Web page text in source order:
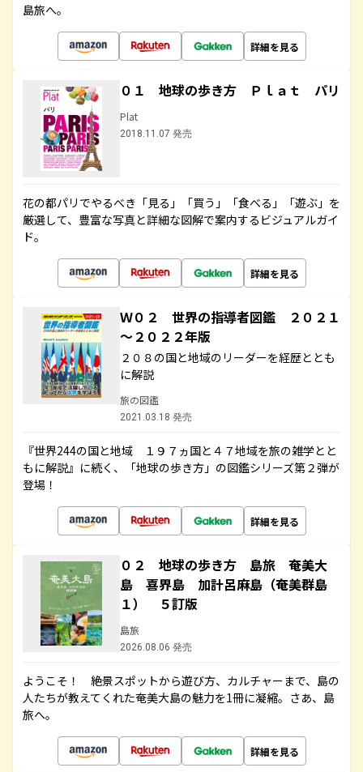
島旅へ。
詳細を見る
０１ 地球の歩き方 Ｐｌａｔ パリ
Plat
2018.11.07 発売
花の都パリでやるべき「見る」「買う」「食べる」「遊ぶ」を
厳選して、豊富な写真と詳細な図解で案内するビジュアルガイ
ド。
詳細を見る
Ｗ０２ 世界の指導者図鑑 ２０２１
～２０２２年版
２０８の国と地域のリーダーを経歴ととも
に解説
旅の図鑑
2021.03.18 発売
『世界244の国と地域 １９７ヵ国と４７地域を旅の雑学とと
もに解説』に続く、「地球の歩き方」の図鑑シリーズ第２弾が
登場！
詳細を見る
０２ 地球の歩き方 島旅 奄美大
島 喜界島 加計呂麻島（奄美群島
１） ５訂版
島旅
2026.08.06 発売
ようこそ！ 絶景スポットから遊び方、カルチャーまで、島の
人たちが教えてくれた奄美大島の魅力を1冊に凝縮。さあ、島
旅へ。
詳細を見る